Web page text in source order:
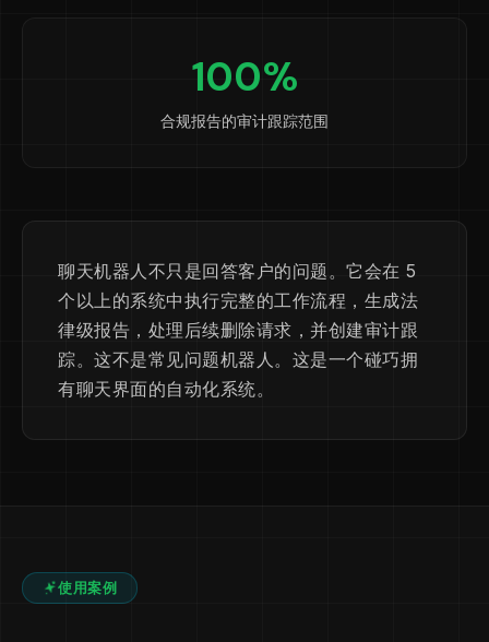
100%
合规报告的审计跟踪范围
聊天机器人不只是回答客户的问题。它会在 5
个以上的系统中执行完整的工作流程，生成法
律级报告，处理后续删除请求，并创建审计跟
踪。这不是常见问题机器人。这是一个碰巧拥
有聊天界面的自动化系统。
使用案例